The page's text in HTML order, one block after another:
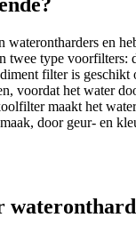
waterontharders en
twee type voorfilters:
filter is geschikt
voordat het water
maakt het
door geur- en